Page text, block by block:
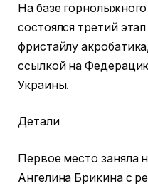
На базе
состоялся третий
фристайлу
ссылкой на
Украины.
Детали
Первое место заняла
Ангелина Брикина с